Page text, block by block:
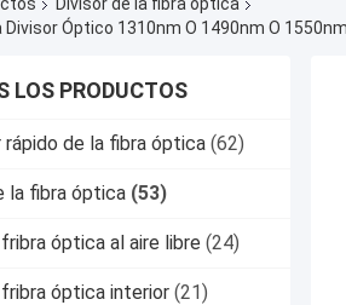
Divisor de la fibra óptica
Óptico 1310nm O 1490nm O
LOS PRODUCTOS
de la fibra óptica (62)
la fibra óptica (53)
óptica al aire libre (24)
óptica interior (21)